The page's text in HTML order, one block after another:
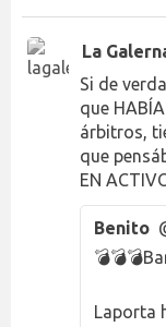
La
Si de
que
árbitros,
que
EN
Benito
Laporta